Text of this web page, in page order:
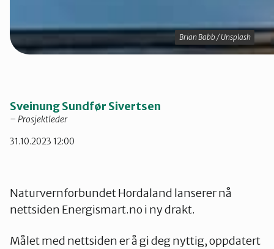
Brian Babb / Unsplash
Brian Babb / Unsplash
Sveinung Sundfør Sivertsen
– Prosjektleder
31.10.2023 12:00
Naturvernforbundet Hordaland lanserer nå
nettsiden Energismart.no i ny drakt.
Målet med nettsiden er å gi deg nyttig, oppdatert